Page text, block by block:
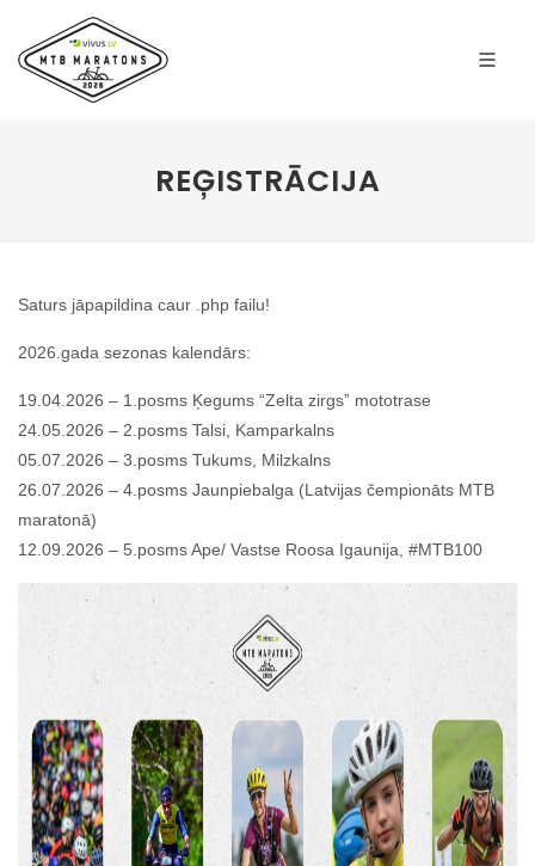
REĢISTRĀCIJA
Saturs jāpapildina caur .php failu!
2026.gada sezonas kalendārs:
19.04.2026 – 1.posms Ķegums “Zelta zirgs” mototrase
24.05.2026 – 2.posms Talsi, Kamparkalns
05.07.2026 – 3.posms Tukums, Milzkalns
26.07.2026 – 4.posms Jaunpiebalga (Latvijas čempionāts MTB
maratonā)
12.09.2026 – 5.posms Ape/ Vastse Roosa Igaunija, #MTB100